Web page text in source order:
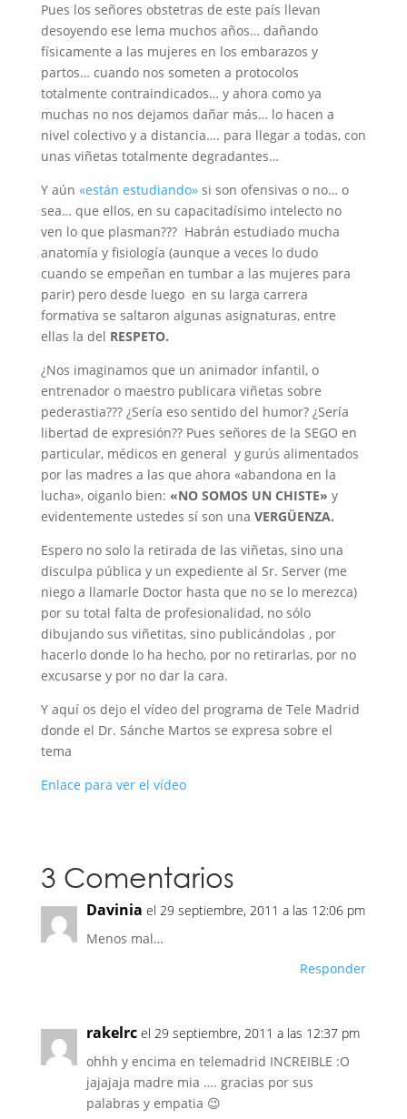
Pues los señores obstetras de este país llevan
desoyendo ese lema muchos años… dañando
físicamente a las mujeres en los embarazos y
partos… cuando nos someten a protocolos
totalmente contraindicados… y ahora como ya
muchas no nos dejamos dañar más… lo hacen a
nivel colectivo y a distancia…. para llegar a todas, con
unas viñetas totalmente degradantes…
Y aún «están estudiando» si son ofensivas o no… o
sea… que ellos, en su capacitadísimo intelecto no
ven lo que plasman??? Habrán estudiado mucha
anatomía y fisiología (aunque a veces lo dudo
cuando se empeñan en tumbar a las mujeres para
parir) pero desde luego en su larga carrera
formativa se saltaron algunas asignaturas, entre
ellas la del RESPETO.
¿Nos imaginamos que un animador infantil, o
entrenador o maestro publicara viñetas sobre
pederastia??? ¿Sería eso sentido del humor? ¿Sería
libertad de expresión?? Pues señores de la SEGO en
particular, médicos en general y gurús alimentados
por las madres a las que ahora «abandona en la
lucha», oiganlo bien: «NO SOMOS UN CHISTE» y
evidentemente ustedes sí son una VERGÜENZA.
Espero no solo la retirada de las viñetas, sino una
disculpa pública y un expediente al Sr. Server (me
niego a llamarle Doctor hasta que no se lo merezca)
por su total falta de profesionalidad, no sólo
dibujando sus viñetitas, sino publicándolas , por
hacerlo donde lo ha hecho, por no retirarlas, por no
excusarse y por no dar la cara.
Y aquí os dejo el vídeo del programa de Tele Madrid
donde el Dr. Sánche Martos se expresa sobre el
tema
Enlace para ver el vídeo
3 Comentarios
Davinia el 29 septiembre, 2011 a las 12:06 pm
Menos mal…
Responder
rakelrc el 29 septiembre, 2011 a las 12:37 pm
ohhh y encima en telemadrid INCREIBLE :O
jajajaja madre mia …. gracias por sus
palabras y empatia 😉